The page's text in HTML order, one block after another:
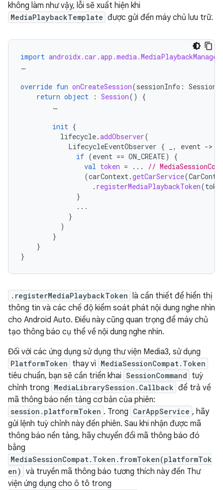
không làm như vậy, lỗi sẽ xuất hiện khi
MediaPlaybackTemplate được gửi đến máy chủ lưu trữ.
import androidx.car.app.media.MediaPlaybackManager
…
override fun onCreateSession(sessionInfo :
return object : Session()
{
…
init {
lifecycle.addObserver(
LifecycleEventObserver { , event -
if (event == ON_CREATE)
{
val token = ...
//
(carContext.getCarService(
. registerMediaPlaybackToken(
}
...
}
)
}
}
}
.registerMediaPlaybackToken là cần thiết để hiển thị
thông tin và các chế độ kiểm soát phát nội dung nghe nhìn
cho Android Auto. Điều này cũng quan trọng để máy chủ
tạo thông báo cụ thể về nội dung nghe nhìn.
Đối với các ứng dụng sử dụng thư viện Media3, sử dụng
PlatformToken thay vì MediaSessionCompat.Token
tiêu chuẩn, bạn sẽ cần triển khai SessionCommand tuỳ
chỉnh trong MediaLibrarySession.Callback để trả về
mã thông báo nền tảng cơ bản của phiên:
session.platformToken . Trong CarAppService , hãy
gửi lệnh tuỳ chỉnh này đến phiên. Sau khi nhận được mã
thông báo nền tảng, hãy chuyển đổi mã thông báo đó
bằng
MediaSessionCompat.Token.fromToken(platformTok
en) và truyền mã thông báo tương thích này đến Thư
viện ứng dụng cho ô tô trong